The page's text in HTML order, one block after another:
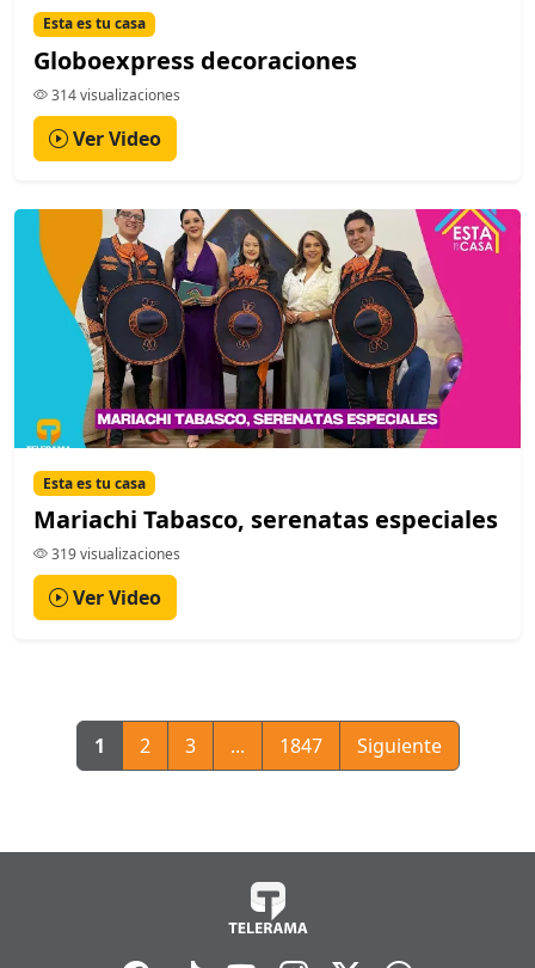
Esta es tu casa
Globoexpress decoraciones
314 visualizaciones
Ver Video
Esta es tu casa
Mariachi Tabasco, serenatas especiales
319 visualizaciones
Ver Video
1 2 3 ... 1847 Siguiente